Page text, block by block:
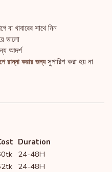
খাবারের সাথে নিন
ভালো
আদর্শ
রান্না করার জন্যসুপারিশ করা হয় না
Duration
24-48H
24-48H